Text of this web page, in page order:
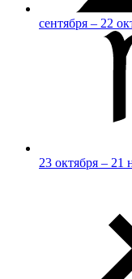
сентября – 22
23 октября – 21